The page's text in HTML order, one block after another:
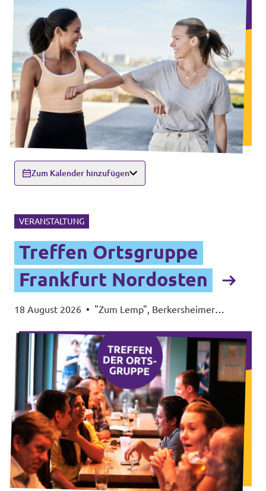
Zum Kalender hinzufügen
VERANSTALTUNG
Treffen Ortsgruppe
Frankfurt Nordosten
18 August 2026 • "Zum Lemp", Berkersheimer